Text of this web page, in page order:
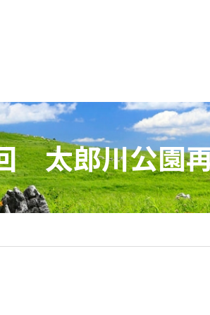
太郎川公園